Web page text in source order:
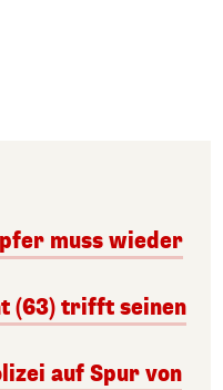
muss wieder
(63) trifft seinen
auf Spur von